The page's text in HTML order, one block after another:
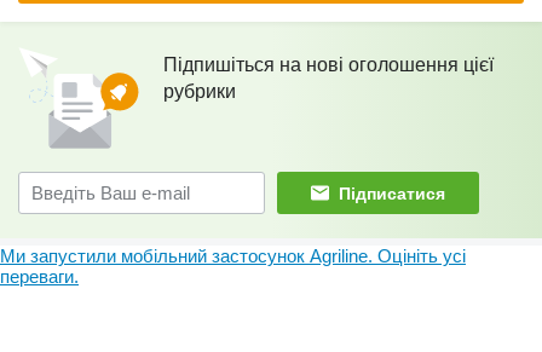
Підпишіться на нові оголошення цієї
рубрики
Підписатися
Ми запустили мобільний застосунок Agriline. Оцініть усі
переваги.